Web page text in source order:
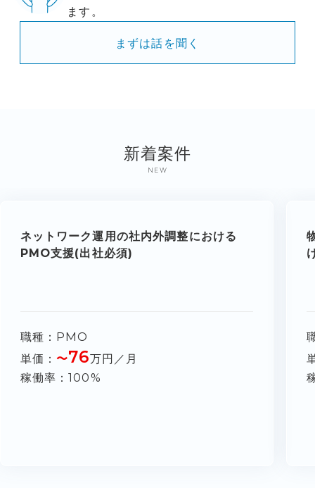
ます。
まずは話を聞く
新着案件
NEW
ネットワーク運用の社内外調整における
PMO支援(出社必須)
職種
PMO
単価
〜76万円／月
稼働率
100%